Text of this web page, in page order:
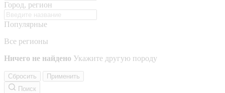
Город, регион
Популярные
Все регионы
Ничего не найдено Укажите другую породу
Сбросить
Применить
Поиск